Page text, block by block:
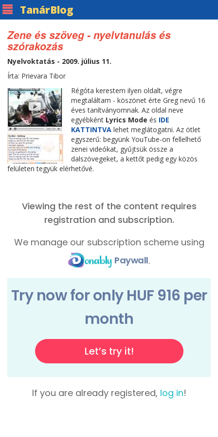
TanárBlog
Zene és szöveg - nyelvtanulás és
szórakozás
Nyelvoktatás - 2009. július 11.
Írta: Prievara Tibor
Régóta kerestem ilyen oldalt, végre
megtaláltam - köszönet érte Greg nevű 16
éves tanítványomnak. Az oldal neve
egyébként Lyrics Mode és IDE
KATTINTVA lehet meglátogatni. Az ötlet
egyszerű: begyünk YouTube-on fellelhető
zenei videókat, gyűjtsük össze a
dalszövegeket, a kettőt pedig egy közös
felületen tegyük elérhetővé.